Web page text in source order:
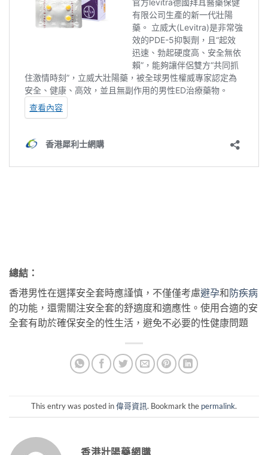
總結：
香港男性在選擇安全套時應謹慎，不僅僅考慮避孕和防疾病
的功能，還需關注安全套的舒適度和適應性。使用合適的安
全套有助於確保安全的性生活，避免不必要的性健康問題
This entry was posted in偉哥資訊. Bookmark the permalink.
香港壯陽藥網購